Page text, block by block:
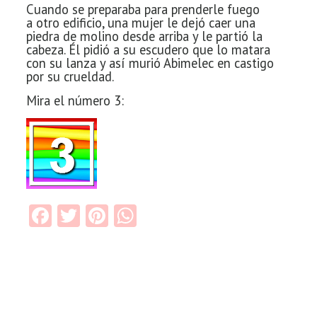
Cuando se preparaba para prenderle fuego
a otro edificio, una mujer le dejó caer una
piedra de molino desde arriba y le partió la
cabeza. Él pidió a su escudero que lo matara
con su lanza y así murió Abimelec en castigo
por su crueldad.
Mira el número 3:
Facebook
TwitterPinterest
WhatsApp